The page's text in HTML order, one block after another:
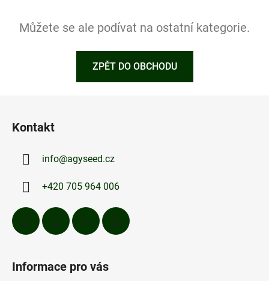
Můžete se ale podívat na ostatní kategorie.
ZPĚT DO OBCHODU
Kontakt
info@agyseed.cz
+420 705 964 006
Informace pro vás